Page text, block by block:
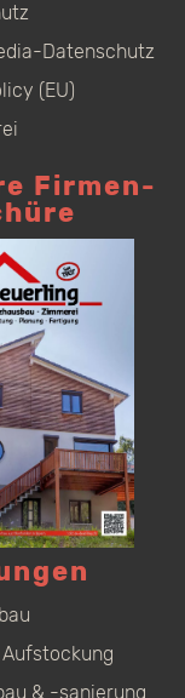
Datenschutz
(EU)
Firmen­
& -sanierung